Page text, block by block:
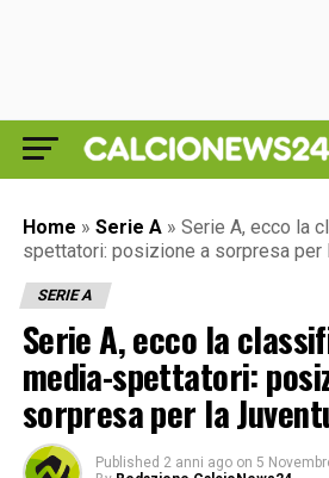
Home » Serie A » Serie A, ecco la
spettatori: posizione a sorpresa per
SERIE A
Serie A, ecco la
media-spettatori:
sorpresa per la
Published 2 anni ago on 5